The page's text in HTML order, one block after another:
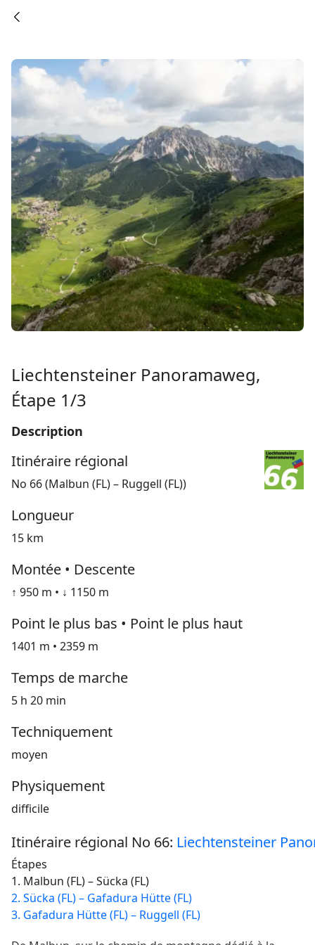
Liechtensteiner Panoramaweg,
Étape 1/3
Description
Itinéraire régional
No 66 (Malbun (FL) – Ruggell (FL))
Longueur
15 km
Montée • Descente
↑ 950 m • ↓ 1150 m
Point le plus bas • Point le plus haut
1401 m • 2359 m
Temps de marche
5 h 20 min
Techniquement
moyen
Physiquement
difficile
Itinéraire régional No 66: Liechtensteiner
Étapes
1. Malbun (FL) – Sücka (FL)
2. Sücka (FL) – Gafadura Hütte (FL)
3. Gafadura Hütte (FL) – Ruggell (FL)